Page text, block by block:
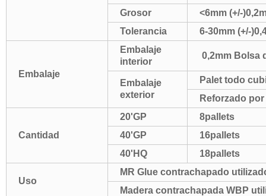
Grosor
<6mm (+/-
Tolerancia
6-30mm (+/-
Embalaje
Embalaje
interior
0,2mm Bolsa
Embalaje
exterior
Palet todo
Reforzado
Cantidad
20'GP
8pallets
40'GP
16pallets
40'HQ
18pallets
Uso
MR Glue contrachapado
Madera contrachapada WBP